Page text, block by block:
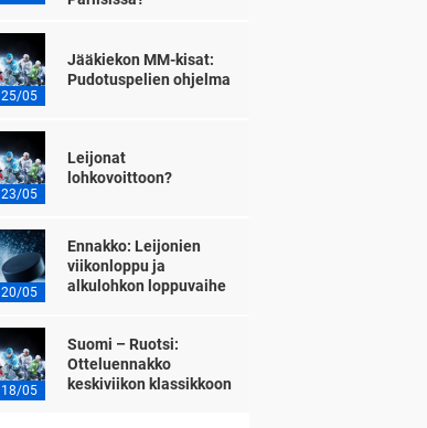
25/05
Jääkiekon MM-kisat:
Pudotuspelien ohjelma
23/05
Leijonat
lohkovoittoon?
20/05
Ennakko: Leijonien
viikonloppu ja
alkulohkon loppuvaihe
18/05
Suomi – Ruotsi:
Otteluennakko
keskiviikon klassikkoon